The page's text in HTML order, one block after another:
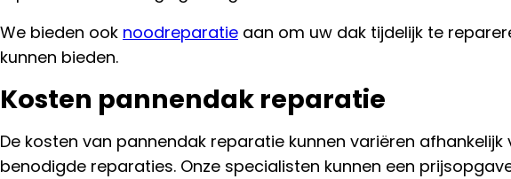
We bieden ook noodreparatie aan om uw dak tijdelijk te
kunnen bieden.
Kosten pannendak reparatie
De kosten van pannendak reparatie kunnen variëren
benodigde reparaties. Onze specialisten kunnen een